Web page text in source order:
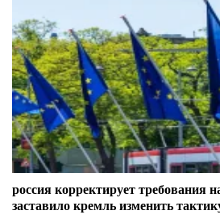
россия корректирует требования
заставило кремль изменить